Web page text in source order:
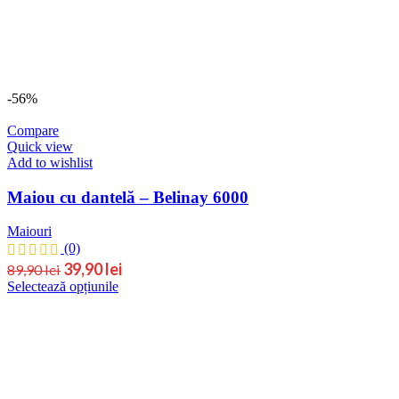
-56%
Compare
Quick view
Add to wishlist
Maiou cu dantelă – Belinay 6000
Maiouri
(0)
89,90lei Prețul
inițial
39,90leiPrețul
Selectează opțiunileAcest